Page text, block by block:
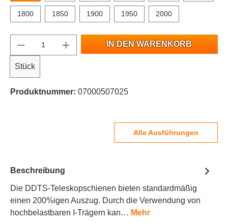
1800 1850 1900 1950 2000
Stück
IN DEN WARENKORB
Produktnummer: 07000507025
Alle Ausführungen
Beschreibung
Die DDTS-Teleskopschienen bieten standardmäßig
einen 200%igen Auszug. Durch die Verwendung von
hochbelastbaren I-Trägern kan… Mehr